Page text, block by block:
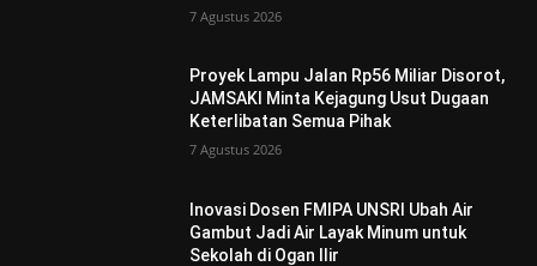
7 Agustus 2026
Proyek Lampu Jalan Rp56 Miliar Disorot,
JAMSAKI Minta Kejagung Usut Dugaan
Keterlibatan Semua Pihak
7 Agustus 2026
Inovasi Dosen FMIPA UNSRI Ubah Air
Gambut Jadi Air Layak Minum untuk
Sekolah di Ogan Ilir